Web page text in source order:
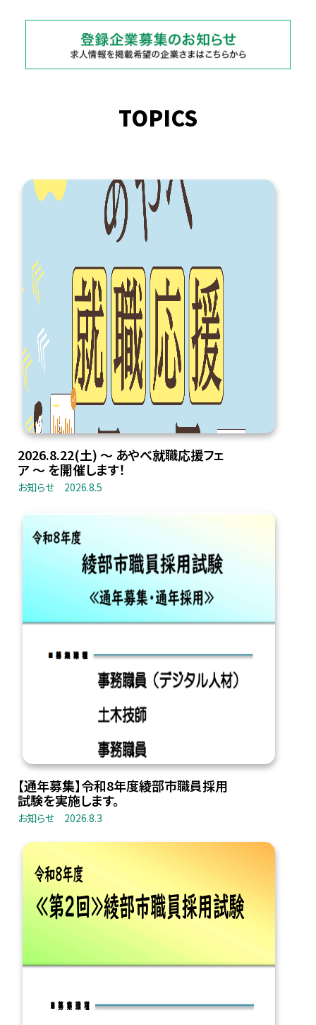
TOPICS
2026.8.22(土) 〜 あやべ就職応援フェ
ア 〜 を開催します！
お知らせ 2026.8.5
【通年募集】令和8年度綾部市職員採用
試験を実施します。
お知らせ 2026.8.3